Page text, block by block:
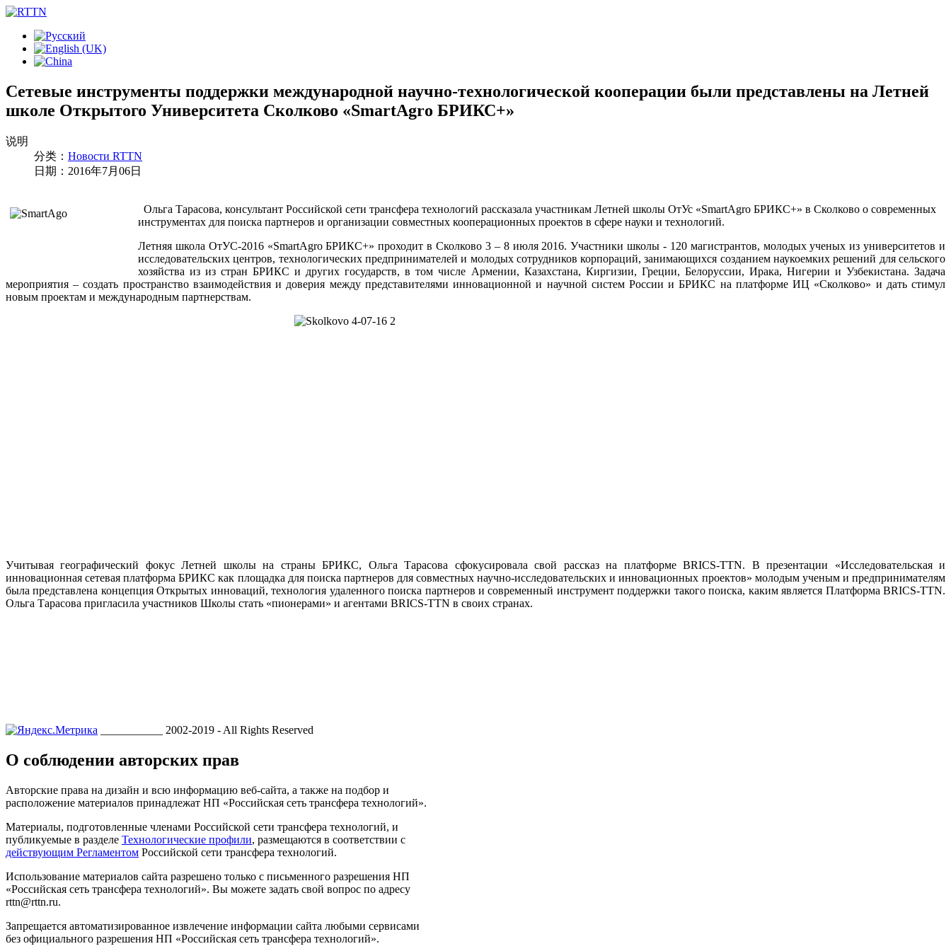
Сетевые инструменты поддержки международной научно-технологической кооперации были представлены на Летней
школе Открытого Университета Сколково «SmartAgro БРИКС+»
说明
分类： Новости RTTN
日期：2016年7月06日
Ольга Тарасова, консультант Российской сети трансфера технологий рассказала участникам Летней школы ОтУс «SmartAgro БРИКС+» в Сколково о современных
инструментах для поиска партнеров и организации совместных кооперационных проектов в сфере науки и технологий.
Летняя школа ОтУС-2016 «SmartAgro БРИКС+» проходит в Сколково 3 – 8 июля 2016. Участники школы - 120 магистрантов, молодых ученых из университетов и
исследовательских центров, технологических предпринимателей и молодых сотрудников корпораций, занимающихся созданием наукоемких решений для сельского
хозяйства из из стран БРИКС и других государств, в том числе Армении, Казахстана, Киргизии, Греции, Белоруссии, Ирака, Нигерии и Узбекистана. Задача
мероприятия – создать пространство взаимодействия и доверия между представителями инновационной и научной систем России и БРИКС на платформе ИЦ «Сколково» и дать стимул
новым проектам и международным партнерствам.
Учитывая географический фокус Летней школы на страны БРИКС, Ольга Тарасова сфокусировала свой рассказ на платформе BRICS-TTN. В презентации «Исследовательская и
инновационная сетевая платформа БРИКС как площадка для поиска партнеров для совместных научно-исследовательских и инновационных проектов» молодым ученым и предпринимателям
была представлена концепция Открытых инноваций, технология удаленного поиска партнеров и современный инструмент поддержки такого поиска, каким является Платформа BRICS-TTN.
Ольга Тарасова пригласила участников Школы стать «пионерами» и агентами BRICS-TTN в своих странах.
___________ 2002-2019 - All Rights Reserved
О соблюдении авторских прав
Авторские права на дизайн и всю информацию веб-сайта, а также на подбор и
расположение материалов принадлежат НП «Российская сеть трансфера технологий».
Материалы, подготовленные членами Российской сети трансфера технологий, и
публикуемые в разделе Технологические профили, размещаются в соответствии с
действующим Регламентом Российской сети трансфера технологий.
Использование материалов сайта разрешено только с письменного разрешения НП
«Российская сеть трансфера технологий». Вы можете задать свой вопрос по адресу
rttn@rttn.ru.
Запрещается автоматизированное извлечение информации сайта любыми сервисами
без официального разрешения НП «Российская сеть трансфера технологий».